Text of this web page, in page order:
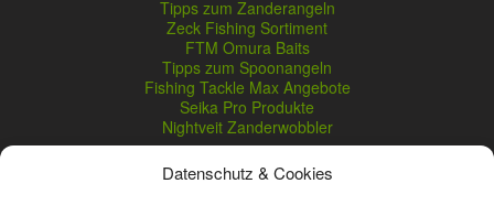
Datenschutz & Cookies
Tipps zum Zanderangeln
Zeck Fishing Sortiment
FTM Omura Baits
Tipps zum Spoonangeln
Fishing Tackle Max Angebote
Seika Pro Produkte
Nightveit Zanderwobbler